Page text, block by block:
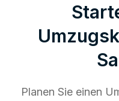
Planen Sie einen